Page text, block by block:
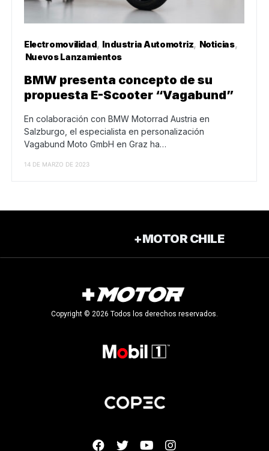
Electromovilidad Industria Automotriz
Noticias
Nuevos Lanzamientos
BMW presenta concepto de su
propuesta E-Scooter “Vagabund”
En colaboración con BMW Motorrad Austria en
Salzburgo, el especialista en personalización
Vagabund Moto GmbH en Graz ha…
14 DE MARZO DE 2023
+MOTOR CHILE
Copyright © 2026 Todos los derechos reservados.